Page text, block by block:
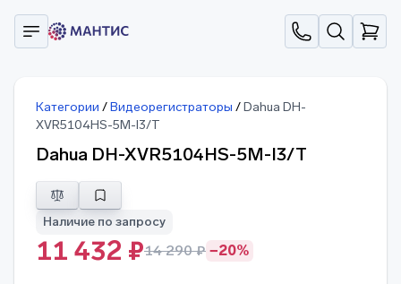
Категории /Видеорегистраторы /Dahua DH-
XVR5104HS-5M-I3/T
Dahua DH-XVR5104HS-5M-I3/T
Наличие по запросу
11 432 ₽14 290 ₽ −20%